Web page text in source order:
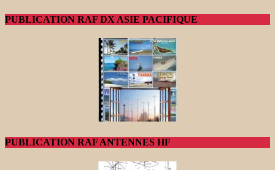
PUBLICATION RAF DX ASIE PACIFIQUE
PUBLICATION RAF ANTENNES HF